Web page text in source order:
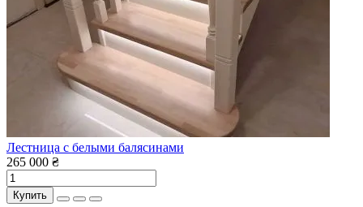
Лестница с белыми балясинами
265 000 ₴
Купить